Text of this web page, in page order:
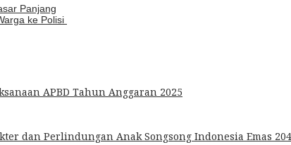
Panjang
ke Polisi
APBD Tahun Anggaran 2025
dan Perlindungan Anak Songsong Indonesia Emas